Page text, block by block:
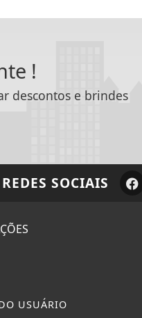
!
descontos e brindes
SOCIAIS
USUÁRIO